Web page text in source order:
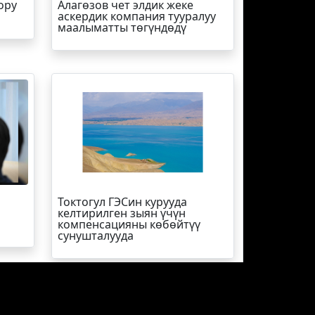
Алагөзов чет элдик жеке
аскердик компания тууралуу
маалыматты төгүндөдү
Токтогул ГЭСин курууда
келтирилген зыян үчүн
компенсацияны көбөйтүү
сунушталууда